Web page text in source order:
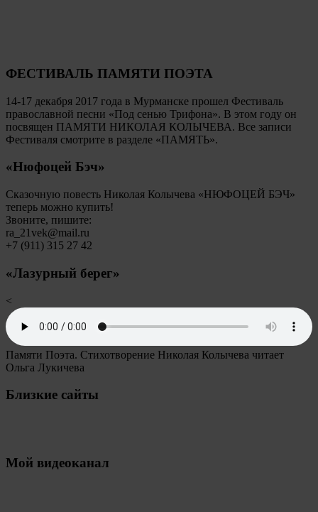
ФЕСТИВАЛЬ ПАМЯТИ ПОЭТА
14-17 декабря 2017 года в Мурманске прошел Фестиваль
православной песни «Под сенью Трифона». В этом году он
посвящен ПАМЯТИ НИКОЛАЯ КОЛЫЧЕВА. Все записи
Фестиваля смотрите в разделе «ПАМЯТЬ».
«Нюфоцей Бэч»
Сказочную повесть Николая Колычева «НЮФОЦЕЙ БЭЧ»
теперь можно купить!
Звоните, пишите:
ra_21vek@mail.ru
+7 (911) 315 27 42
«Лазурный берег»
<
Памяти Поэта. Стихотворение Николая Колычева читает
Ольга Лукичева
Близкие сайты
Мой видеоканал